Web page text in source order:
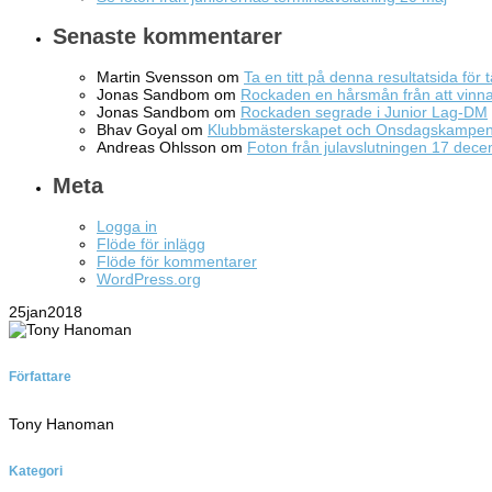
Senaste kommentarer
Martin Svensson om Ta en titt på denna resultatsida för
Jonas Sandbom om Rockaden en hårsmån från att
Jonas Sandbom om Rockaden segrade i Junior Lag-DM
Bhav Goyal om Klubbmästerskapet och
Andreas Ohlsson om Foton från julavslutningen 17
Meta
Logga in
Flöde för inlägg
Flöde för kommentarer
WordPress.org
25jan2018
Författare
Tony Hanoman
Kategori